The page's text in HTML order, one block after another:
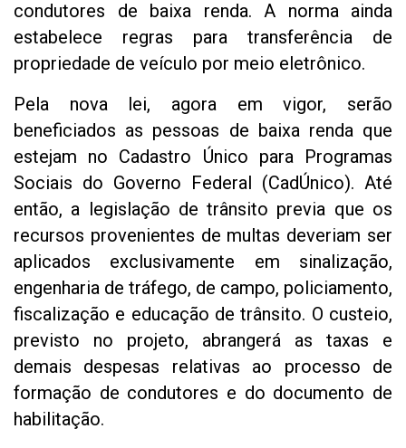
condutores de baixa renda. A norma ainda
estabelece regras para transferência de
propriedade de veículo por meio eletrônico.
Pela nova lei, agora em vigor, serão
beneficiados as pessoas de baixa renda que
estejam no Cadastro Único para Programas
Sociais do Governo Federal (CadÚnico). Até
então, a legislação de trânsito previa que os
recursos provenientes de multas deveriam ser
aplicados exclusivamente em sinalização,
engenharia de tráfego, de campo, policiamento,
fiscalização e educação de trânsito. O custeio,
previsto no projeto, abrangerá as taxas e
demais despesas relativas ao processo de
formação de condutores e do documento de
habilitação.